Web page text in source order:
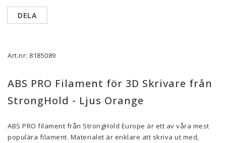
DELA
Art.nr: 8185089
ABS PRO Filament för 3D Skrivare från
StrongHold - Ljus Orange
ABS PRO filament från StrongHold Europe är ett av våra mest
populära filament. Materialet är enklare att skriva ut med,